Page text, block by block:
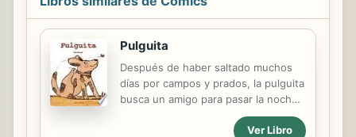
Pulguita
Después de haber saltado muchos
días por campos y prados, la pulguita
busca un amigo para pasar la noche
al abrigo. Llega a una granja, y salta
de grupa en grupa, del caballo a la
Ver Libro